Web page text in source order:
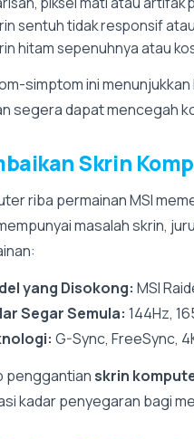
sentuh tidak responsif
hitam sepenuhnya atau
simptom ini
segera dapat mencegah
Skrin
riba permainan MSI
masalah skrin,
yang Disokong: MSI
Segar Semula: 144Hz,
G-Sync, FreeSync,
penggantian skrin
kadar penyegaran bagi